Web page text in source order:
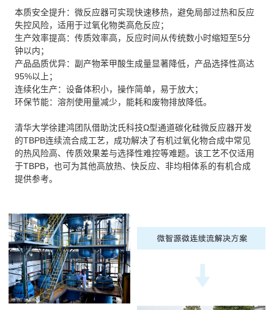
本质安全提升：微反应器可实现快速移热，避免局部过热和反应
失控风险，适用于过氧化物类高危反应；
生产效率提高：传质效率高，反应时间从传统数小时缩短至5分
钟以内；
产品品质优异：副产物苯甲酸生成量显著降低，产品选择性高达
95%以上；
连续化生产：设备体积小，操作简单，易于放大；
环保节能：溶剂使用量减少，能耗和废物排放降低。
清华大学徐建鸿团队借助沈氏科技Ω型通道碳化硅微反应器开发
的TBPB连续流合成工艺，成功解决了有机过氧化物合成中常见
的热风险高、传质效果差与选择性难控等难题。该工艺不仅适用
于TBPB，也可为其他高放热、快反应、非均相体系的有机合成
提供参考。